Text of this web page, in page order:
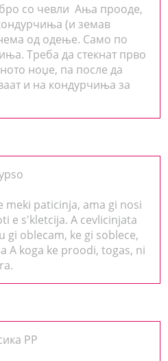
со чевли Ања прооде,
(и земав
од одење. Само по
Треба да стекнат прво
ноџе, па после да
и на кондурчиња за
meki paticinja, ama gi nosi
e s'kletcija. A cevlicinjata
gi oblecam, ke gi soblece,
A koga ke proodi, togas, ni
РР